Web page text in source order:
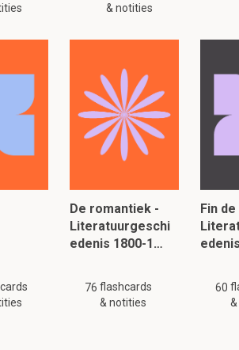
& notities
De romantiek -
Literatuurgeschi
edenis 1800-1…
76 flashcards
& notities
Fin
60